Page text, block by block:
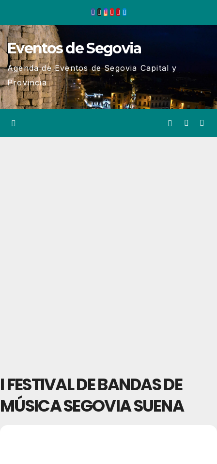
contenido
Eventos de Segovia
Agenda de Eventos de Segovia Capital y
Provincia
I FESTIVAL DE BANDAS DE
MÚSICA SEGOVIA SUENA